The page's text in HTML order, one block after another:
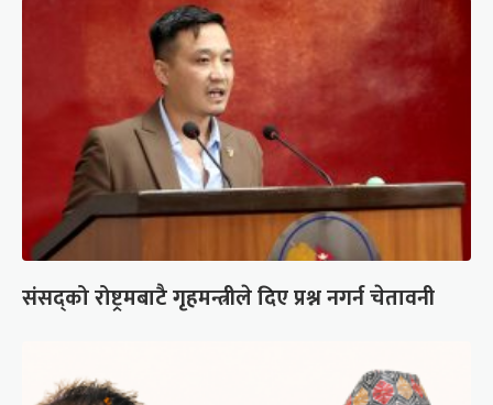
संसद्को रोष्ट्रमबाटै गृहमन्त्रीले दिए प्रश्न नगर्न चेतावनी